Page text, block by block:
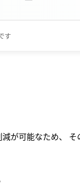
す
が可能なため、